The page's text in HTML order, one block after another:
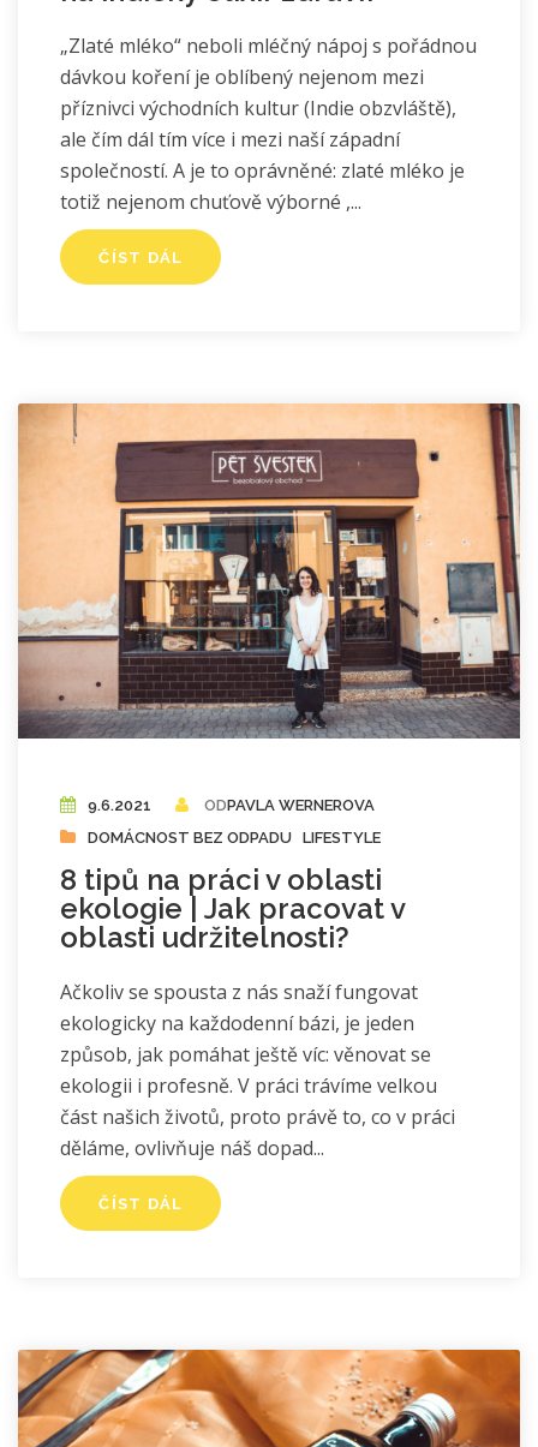
„Zlaté mléko“ neboli mléčný nápoj s pořádnou
dávkou koření je oblíbený nejenom mezi
příznivci východních kultur (Indie obzvláště),
ale čím dál tím více i mezi naší západní
společností. A je to oprávněné: zlaté mléko je
totiž nejenom chuťově výborné ,
ČÍST DÁL
9.6.2021 ODPAVLA WERNEROVA
DOMÁCNOST BEZ ODPADU LIFESTYLE
8 tipů na práci v oblasti
ekologie | Jak pracovat v
oblasti udržitelnosti?
Ačkoliv se spousta z nás snaží fungovat
ekologicky na každodenní bázi, je jeden
způsob, jak pomáhat ještě víc: věnovat se
ekologii i profesně. V práci trávíme velkou
část našich životů, proto právě to, co v práci
děláme, ovlivňuje náš dopad
ČÍST DÁL